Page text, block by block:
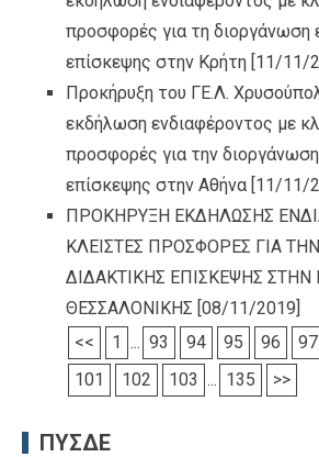
προσφορές για τη διοργάνωση
επίσκεψης στην Κρήτη [11/11/
Προκήρυξη του ΓΕ.Λ.
εκδήλωση ενδιαφέροντος με
προσφορές για την διοργάνωση
επίσκεψης στην Αθήνα [11/11/
ΠΡΟΚΗΡΥΞΗ ΕΚΔΗΛΩΣΗΣ
ΚΛΕΙΣΤΕΣ ΠΡΟΣΦΟΡΕΣ ΓΙΑ
ΔΙΔΑΚΤΙΚΗΣ ΕΠΙΣΚΕΨΗΣ ΣΤΗΝ
ΘΕΣΣΑΛΟΝΙΚΗΣ [08/11/2019]
<<
1 ... 93 94 95 96 97
101
102 103 ... 135 >>
ΠΥΣΔΕ